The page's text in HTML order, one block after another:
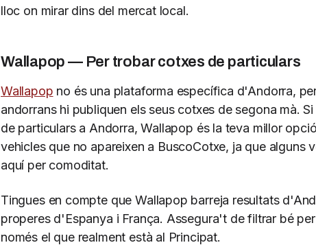
lloc on mirar dins del mercat local.
Wallapop — Per trobar cotxes de particulars
Wallapop no és una plataforma específica d'Andorra,
andorrans hi publiquen els seus cotxes de segona mà.
de particulars a Andorra, Wallapop és la teva millor
vehicles que no apareixen a BuscoCotxe, ja que alguns
aquí per comoditat.
Tingues en compte que Wallapop barreja resultats
properes d'Espanya i França. Assegura't de filtrar bé
només el que realment està al Principat.